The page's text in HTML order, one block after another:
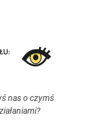
nas o czymś